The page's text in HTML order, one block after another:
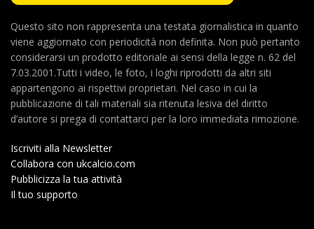
Questo sito non rappresenta una testata giornalistica in quanto
viene aggiornato con periodicità non definita. Non può pertanto
considerarsi un prodotto editoriale ai sensi della legge n. 62 del
7.03.2001.Tutti i video, le foto, i loghi riprodotti da altri siti
appartengono ai rispettivi proprietari. Nel caso in cui la
pubblicazione di tali materiali sia ritenuta lesiva del diritto
d’autore si prega di contattarci per la loro immediata rimozione.
Iscriviti alla Newsletter
Collabora con ukcalcio.com
Pubblicizza la tua attività
Il tuo supporto